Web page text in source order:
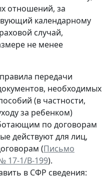
отношений, за
календарному
случай,
не менее
передачи
необходимых
(в частности,
за ребенком)
по договорам
действуют для лиц,
(Письмо
17-1/В-199).
в СФР сведения: